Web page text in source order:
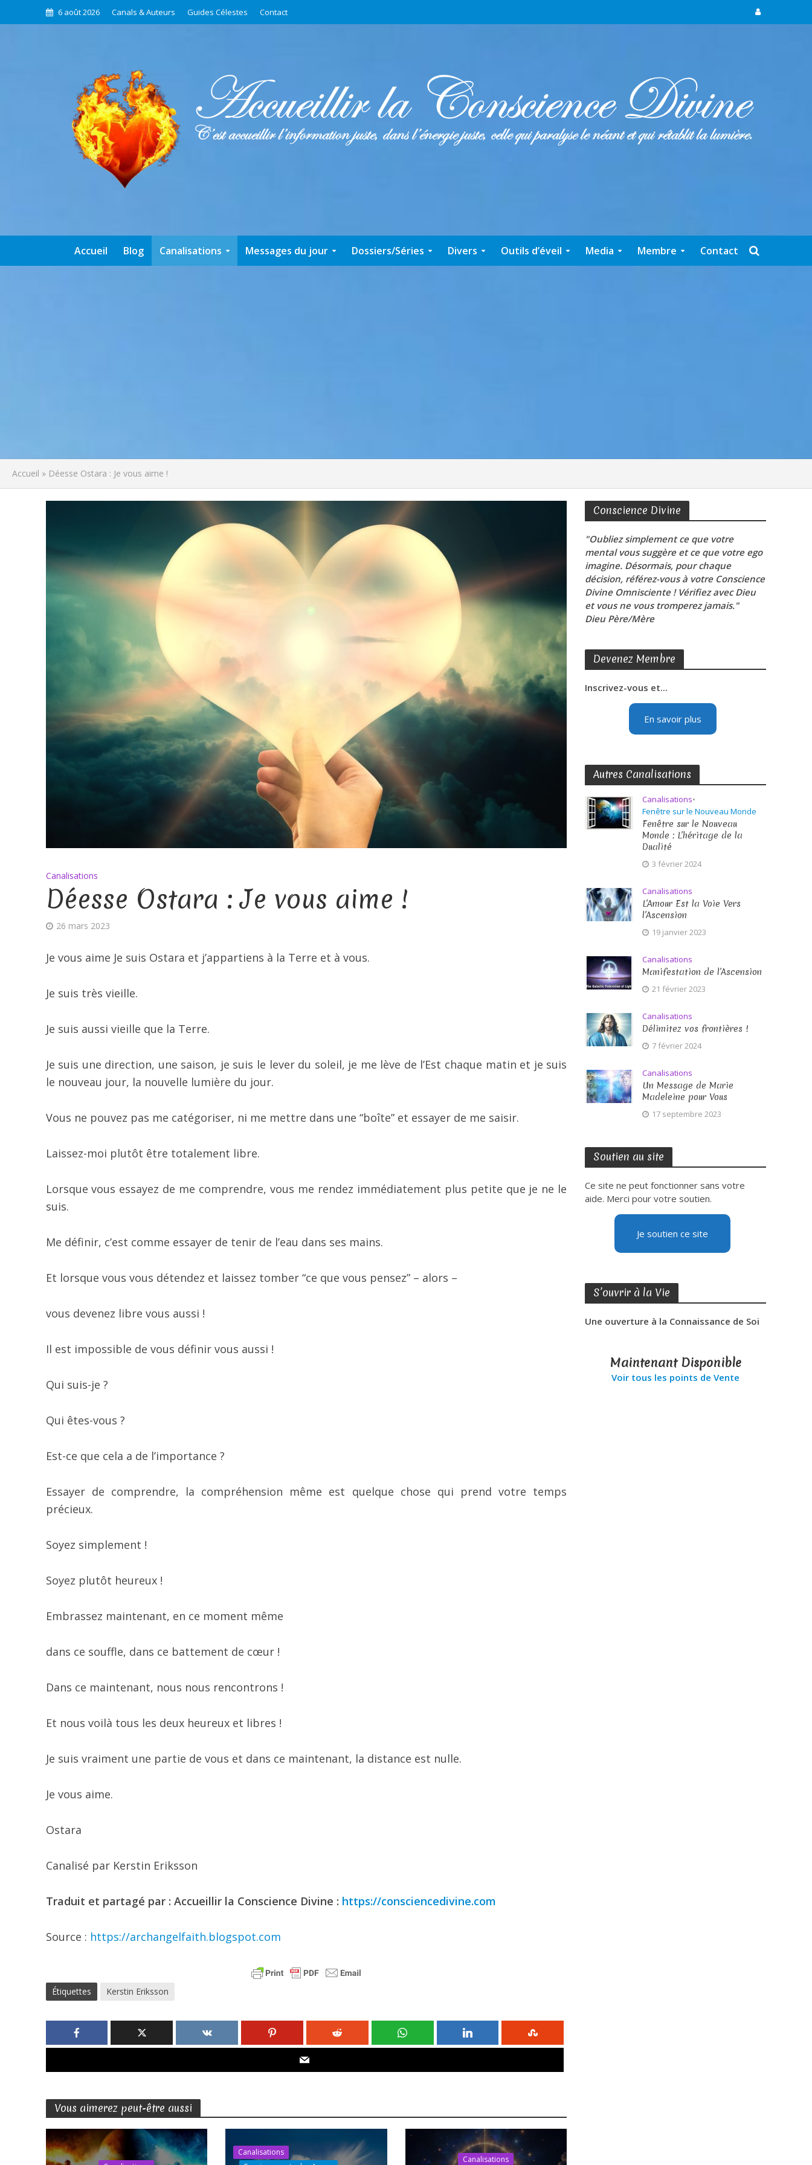
6 août 2026 Canals & Auteurs Guides Célestes Contact
Accueil Blog Canalisations Messages du jour Dossiers/Séries Divers Outils d’éveil Media Membre Contact
Accueil » Déesse Ostara : Je vous aime !
Canalisations
Déesse Ostara : Je vous aime !
26 mars 2023
Je vous aime Je suis Ostara et j’appartiens à la Terre et à vous.
Je suis très vieille.
Je suis aussi vieille que la Terre.
Je suis une direction, une saison, je suis le lever du soleil, je me lève de l’Est chaque matin et je suis
le nouveau jour, la nouvelle lumière du jour.
Vous ne pouvez pas me catégoriser, ni me mettre dans une “boîte” et essayer de me saisir.
Laissez-moi plutôt être totalement libre.
Lorsque vous essayez de me comprendre, vous me rendez immédiatement plus petite que je ne le
suis.
Me définir, c’est comme essayer de tenir de l’eau dans ses mains.
Et lorsque vous vous détendez et laissez tomber “ce que vous pensez” – alors –
vous devenez libre vous aussi !
Il est impossible de vous définir vous aussi !
Qui suis-je ?
Qui êtes-vous ?
Est-ce que cela a de l’importance ?
Essayer de comprendre, la compréhension même est quelque chose qui prend votre temps
précieux.
Soyez simplement !
Soyez plutôt heureux !
Embrassez maintenant, en ce moment même
dans ce souffle, dans ce battement de cœur !
Dans ce maintenant, nous nous rencontrons !
Et nous voilà tous les deux heureux et libres !
Je suis vraiment une partie de vous et dans ce maintenant, la distance est nulle.
Je vous aime.
Ostara
Canalisé par Kerstin Eriksson
Traduit et partagé par : Accueillir la Conscience Divine : https://consciencedivine.com
Source : https://archangelfaith.blogspot.com
Étiquettes Kerstin Eriksson
Vous aimerez peut-être aussi
Canalisations
Canalisations
Conscience Divine
"Oubliez simplement ce que votre
mental vous suggère et ce que votre ego
imagine. Désormais, pour chaque
décision, référez-vous à votre Conscience
Divine Omnisciente ! Vérifiez avec Dieu
et vous ne vous tromperez jamais."
Dieu Père/Mère
Devenez Membre
Inscrivez-vous et...
En savoir plus
Autres Canalisations
Canalisations•
Fenêtre sur le Nouveau Monde
Fenêtre sur le Nouveau
Monde : L’héritage de la
Dualité
3 février 2024
Canalisations
L’Amour Est la Voie Vers
l’Ascension
19 janvier 2023
Canalisations
Manifestation de l’Ascension
21 février 2023
Canalisations
Délimitez vos frontières !
7 février 2024
Canalisations
Un Message de Marie
Madeleine pour Vous
17 septembre 2023
Soutien au site
Ce site ne peut fonctionner sans votre
aide. Merci pour votre soutien.
Je soutien ce site
S’ouvrir à la Vie
Une ouverture à la Connaissance de Soi
Maintenant Disponible
Voir tous les points de Vente